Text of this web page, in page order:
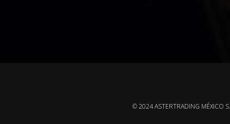
© 2024 ASTERTRADING MÉXICO